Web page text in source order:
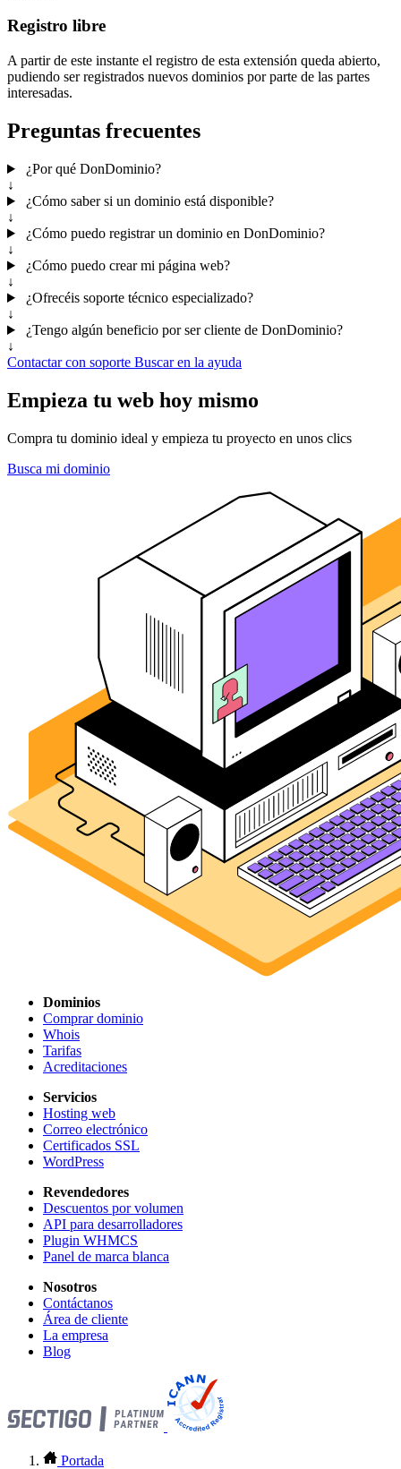
Registro libre
A partir de este instante el registro de esta extensión queda abierto,
pudiendo ser registrados nuevos dominios por parte de las partes
interesadas.
Preguntas frecuentes
¿Por qué DonDominio?
↓
¿Cómo saber si un dominio está disponible?
↓
¿Cómo puedo registrar un dominio en DonDominio?
↓
¿Cómo puedo crear mi página web?
↓
¿Ofrecéis soporte técnico especializado?
↓
¿Tengo algún beneficio por ser cliente de DonDominio?
↓
Contactar con soporte Buscar en la ayuda
Empieza tu web hoy mismo
Compra tu dominio ideal y empieza tu proyecto en unos clics
Busca mi dominio
Dominios
Comprar dominio
Whois
Tarifas
Acreditaciones
Servicios
Hosting web
Correo electrónico
Certificados SSL
WordPress
Revendedores
Descuentos por volumen
API para desarrolladores
Plugin WHMCS
Panel de marca blanca
Nosotros
Contáctanos
Área de cliente
La empresa
Blog
Portada